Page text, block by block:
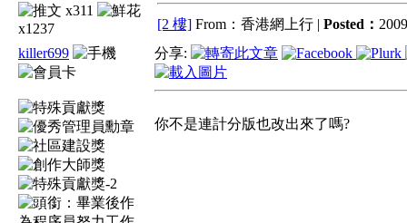
x311
x1237
[2 樓] From：香港網上行 | Posted：
killer699
分享:
你不是連計分版也改出來了嗎?